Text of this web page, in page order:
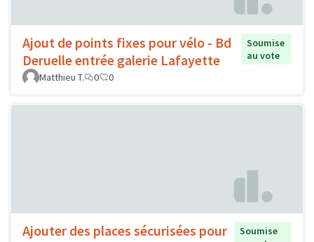
Ajout de points fixes pour vélo - Bd
Deruelle entrée galerie Lafayette
Soumise
au vote
Matthieu T.
0 0
Ajouter des places sécurisées pour
Soumise